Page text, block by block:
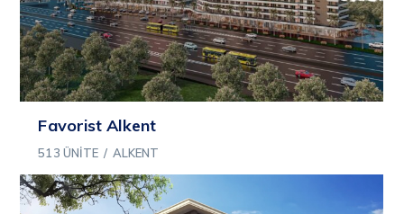
Favorist Alkent
513 ÜNITE / ALKENT